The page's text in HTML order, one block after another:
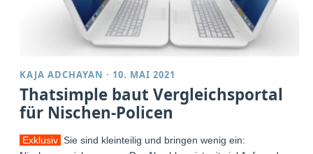
KAJA ADCHAYAN · 10. MAI 2021
Thatsimple baut Vergleichsportal
für Nischen-Policen
Exklusiv Sie sind kleinteilig und bringen wenig ein: